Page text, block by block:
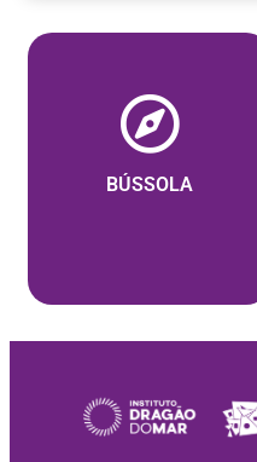
BÚSSOLA